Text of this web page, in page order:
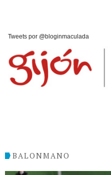
Tweets por @bloginmaculada
BALONMANO